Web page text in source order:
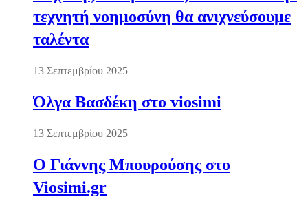
τεχνητή νοημοσύνη θα ανιχνεύσουμε
ταλέντα
13 Σεπτεμβρίου 2025
Όλγα Βασδέκη στο viosimi
13 Σεπτεμβρίου 2025
Ο Γιάννης Μπουρούσης στο
Viosimi.gr